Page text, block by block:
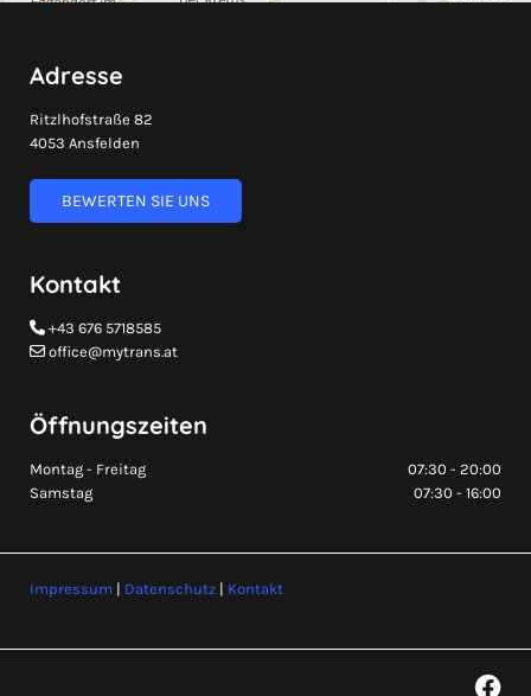
Adresse
Ritzlhofstraße 82
4053 Ansfelden
BEWERTEN SIE UNS
Kontakt
 +43 676 5718585
 office@mytrans.at
Öffnungszeiten
Montag - Freitag
07:30 - 20:00
Samstag
07:30 - 16:00
Impressum | Datenschutz | Kontakt